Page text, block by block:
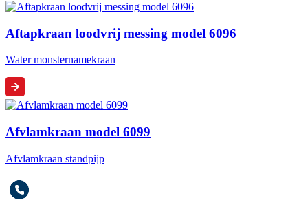
Aftapkraan loodvrij messing model 6096
Water monsternamekraan
Afvlamkraan model 6099
Afvlamkraan standpijp